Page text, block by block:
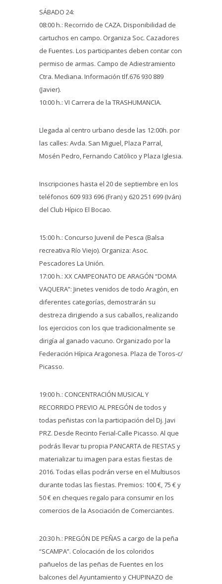
SÁBADO 24:
08:00 h.: Recorrido de CAZA. Disponibilidad de
cartuchos en campo. Organiza Soc. Cazadores
de Fuentes. Los participantes deben contar con
permiso de armas. Campo de Adiestramiento
Ctra. Mediana. Información tlf.676 930 889
(Javier).
10:00 h.: VI Carrera de la TRASHUMANCIA.
Llegada al centro urbano desde las 12:00h. por
las calles: Avda. San Miguel, Plaza Parral,
Mosén Pedro, Fernando Católico y Plaza Iglesia.
Inscripciones hasta el 20 de septiembre en los
teléfonos 609 933 696 (Fran) y 620 251 699 (Iván)
del Club Hípico El Bocao.
15:00 h.: Concurso Juvenil de Pesca (Balsa
recreativa Río Viejo). Organiza: Asoc.
Pescadores La Unión.
17:00 h.: XX CAMPEONATO DE ARAGÓN “DOMA
VAQUERA”: Jinetes venidos de todo Aragón, en
diferentes categorías, demostrarán su
destreza dirigiendo a sus caballos, realizando
los ejercicios con los que tradicionalmente se
dirigía al ganado vacuno. Organizado por la
Federación Hípica Aragonesa. Plaza de Toros-c/
Picasso.
19:00 h.: CONCENTRACIÓN MUSICAL Y
RECORRIDO PREVIO AL PREGÓN de todos y
todas peñistas con la participación del Dj. Javi
PRZ. Desde Recinto Ferial-Calle Picasso. Al que
podrás llevar tu propia PANCARTA de FIESTAS y
materializar tu imagen para estas fiestas de
2016. Todas ellas podrán verse en el Multiusos
durante todas las fiestas. Premios: 100 €, 75 € y
50 € en cheques regalo para consumir en los
comercios de la Asociación de Comerciantes.
20:30 h.: PREGÓN DE PEÑAS a cargo de la peña
“SCAMPA”. Colocación de los coloridos
pañuelos de las peñas de Fuentes en los
balcones del Ayuntamiento y CHUPINAZO de